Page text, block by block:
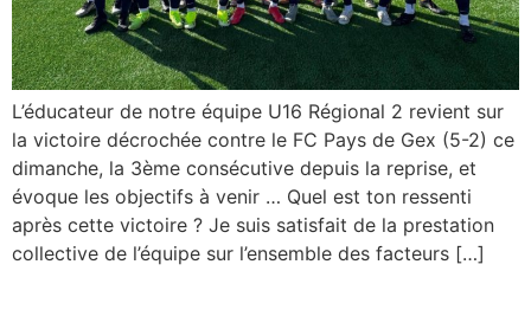
L’éducateur de notre équipe U16 Régional 2 revient sur
la victoire décrochée contre le FC Pays de Gex (5-2) ce
dimanche, la 3ème consécutive depuis la reprise, et
évoque les objectifs à venir … Quel est ton ressenti
après cette victoire ? Je suis satisfait de la prestation
collective de l’équipe sur l’ensemble des facteurs […]